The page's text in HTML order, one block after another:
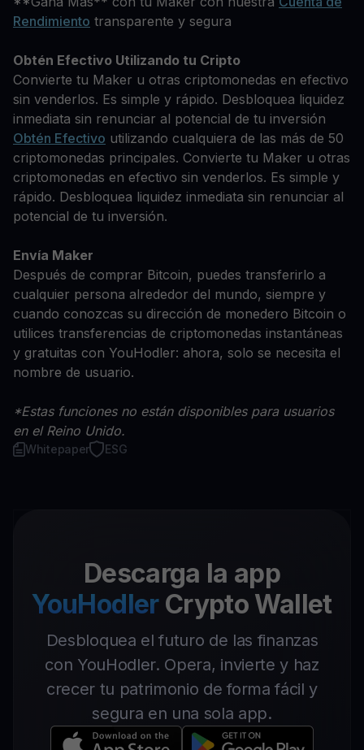
Rendimiento transparente y segura
Obtén Efectivo Utilizando tu Cripto
Convierte tu Maker u otras criptomonedas en efectivo
sin venderlos. Es simple y rápido. Desbloquea liquidez
inmediata sin renunciar al potencial de tu inversión
Obtén Efectivo utilizando cualquiera de las más de 50
criptomonedas principales. Convierte tu Maker u otras
criptomonedas en efectivo sin venderlos. Es simple y
rápido. Desbloquea liquidez inmediata sin renunciar al
potencial de tu inversión.
Envía Maker
Después de comprar Bitcoin, puedes transferirlo a
cualquier persona alrededor del mundo, siempre y
cuando conozcas su dirección de monedero Bitcoin o
utilices transferencias de criptomonedas instantáneas
y gratuitas con YouHodler: ahora, solo se necesita el
nombre de usuario.
*Estas funciones no están disponibles para usuarios
en el Reino Unido.
Whitepaper ESG
Descarga la app
YouHodler Crypto Wallet
Desbloquea el futuro de las finanzas
con YouHodler. Opera, invierte y haz
crecer tu patrimonio de forma fácil y
segura en una sola app.